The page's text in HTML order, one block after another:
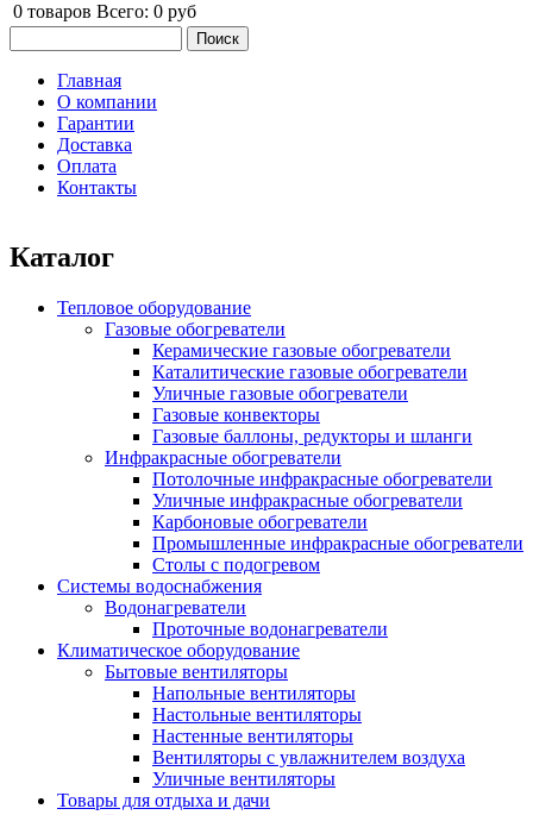
0 товаров Всего: 0 руб
Главное меню
Главная
О компании
Гарантии
Доставка
Оплата
Контакты
Каталог
Тепловое оборудование
Газовые обогреватели
Керамические газовые обогреватели
Каталитические газовые обогреватели
Уличные газовые обогреватели
Газовые конвекторы
Газовые баллоны, редукторы и шланги
Инфракрасные обогреватели
Потолочные инфракрасные обогреватели
Уличные инфракрасные обогреватели
Карбоновые обогреватели
Промышленные инфракрасные обогреватели
Столы с подогревом
Системы водоснабжения
Водонагреватели
Проточные водонагреватели
Климатическое оборудование
Бытовые вентиляторы
Напольные вентиляторы
Настольные вентиляторы
Настенные вентиляторы
Вентиляторы с увлажнителем воздуха
Уличные вентиляторы
Товары для отдыха и дачи